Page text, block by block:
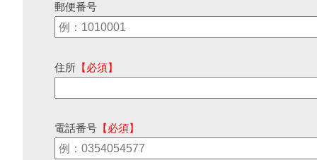
郵便番号
住所 【必須】
電話番号 【必須】